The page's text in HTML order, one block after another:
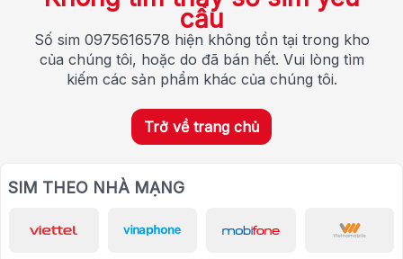
cầu
Số sim 0975616578 hiện không tồn tại trong kho
của chúng tôi, hoặc do đã bán hết. Vui lòng tìm
kiếm các sản phẩm khác của chúng tôi.
Trở về trang chủ
SIM THEO NHÀ MẠNG